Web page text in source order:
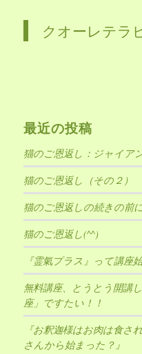
クオーレテラ
最近の投稿
猫のご恩返し：ジャイア
猫のご恩返し（その２）
猫のご恩返しの続きの前
猫のご恩返し(^^)
『霊氣プラス』って講座
無料講座、とうとう開講
座」ですたい！！
『お釈迦様はお肉は食さ
さんから始まった？』